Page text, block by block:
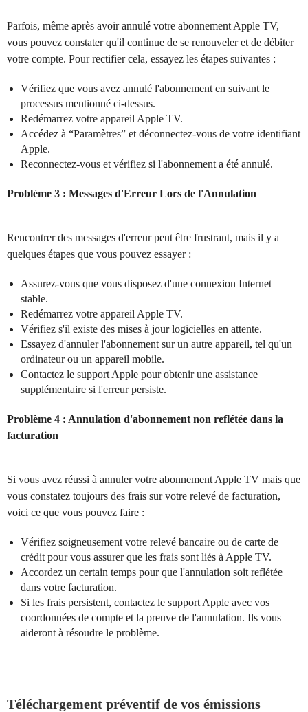
Parfois, même après avoir annulé votre abonnement Apple TV,
vous pouvez constater qu'il continue de se renouveler et de débiter
votre compte. Pour rectifier cela, essayez les étapes suivantes :
Vérifiez que vous avez annulé l'abonnement en suivant le
processus mentionné ci-dessus.
Redémarrez votre appareil Apple TV.
Accédez à “Paramètres” et déconnectez-vous de votre identifiant
Apple.
Reconnectez-vous et vérifiez si l'abonnement a été annulé.
Problème 3 : Messages d'Erreur Lors de l'Annulation
Rencontrer des messages d'erreur peut être frustrant, mais il y a
quelques étapes que vous pouvez essayer :
Assurez-vous que vous disposez d'une connexion Internet
stable.
Redémarrez votre appareil Apple TV.
Vérifiez s'il existe des mises à jour logicielles en attente.
Essayez d'annuler l'abonnement sur un autre appareil, tel qu'un
ordinateur ou un appareil mobile.
Contactez le support Apple pour obtenir une assistance
supplémentaire si l'erreur persiste.
Problème 4 : Annulation d'abonnement non reflétée dans la
facturation
Si vous avez réussi à annuler votre abonnement Apple TV mais que
vous constatez toujours des frais sur votre relevé de facturation,
voici ce que vous pouvez faire :
Vérifiez soigneusement votre relevé bancaire ou de carte de
crédit pour vous assurer que les frais sont liés à Apple TV.
Accordez un certain temps pour que l'annulation soit reflétée
dans votre facturation.
Si les frais persistent, contactez le support Apple avec vos
coordonnées de compte et la preuve de l'annulation. Ils vous
aideront à résoudre le problème.
Téléchargement préventif de vos émissions